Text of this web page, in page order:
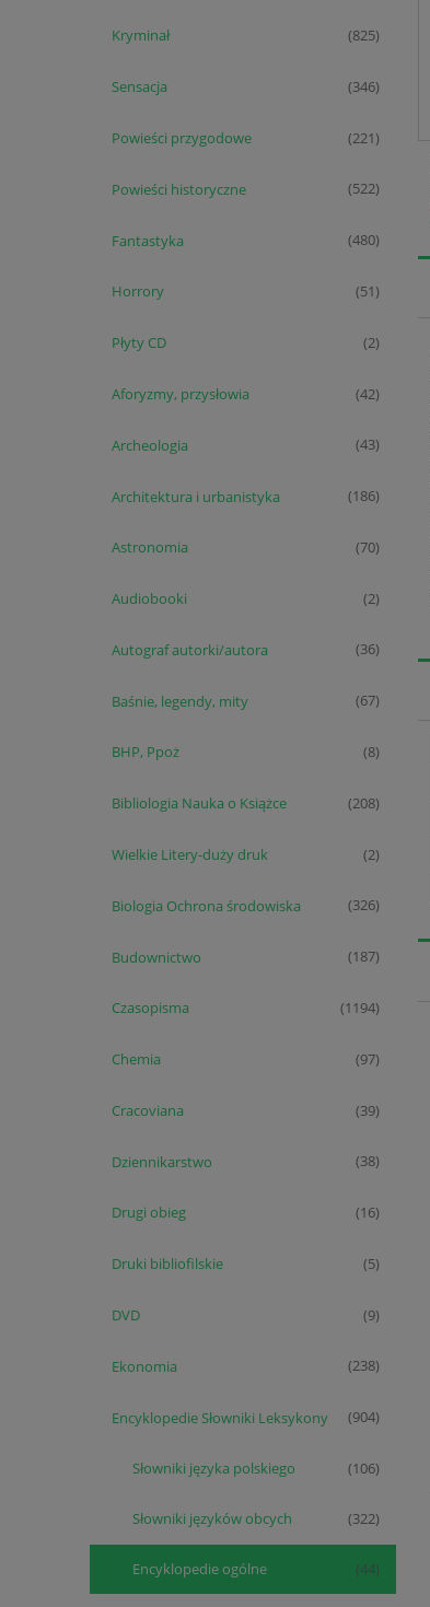
Kryminał (825)
Sensacja (346)
Powieści przygodowe (221)
Powieści historyczne (522)
Fantastyka (480)
Horrory (51)
Płyty CD (2)
Aforyzmy, przysłowia (42)
Archeologia (43)
Architektura i urbanistyka (186)
Astronomia (70)
Audiobooki (2)
Autograf autorki/autora (36)
Baśnie, legendy, mity (67)
BHP, Ppoż (8)
Bibliologia Nauka o Książce (208)
Wielkie Litery-duży druk (2)
Biologia Ochrona środowiska (326)
Budownictwo (187)
Czasopisma (1194)
Chemia (97)
Cracoviana (39)
Dziennikarstwo (38)
Drugi obieg (16)
Druki bibliofilskie (5)
DVD (9)
Ekonomia (238)
Encyklopedie Słowniki Leksykony (904)
Słowniki języka polskiego (106)
Słowniki języków obcych (322)
Encyklopedie ogólne (44)